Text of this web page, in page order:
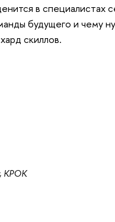
в специалистах
будущего и чему
скиллов.
КРОК